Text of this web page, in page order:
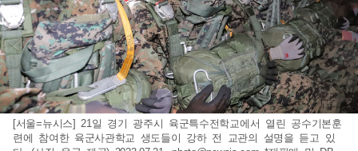
[서울=뉴시스] 21일 경기 광주시 육군특수전학교에서 열린 공수기본훈
련에 참여한 육군사관학교 생도들이 강하 전 교관의 설명을 듣고 있